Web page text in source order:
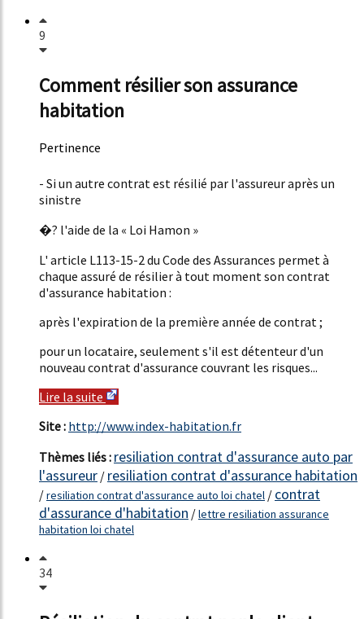
9
Comment résilier son assurance
habitation
Pertinence
- Si un autre contrat est résilié par l'assureur après un
sinistre
�? l'aide de la « Loi Hamon »
L' article L113-15-2 du Code des Assurances permet à
chaque assuré de résilier à tout moment son contrat
d'assurance habitation :
après l'expiration de la première année de contrat ;
pour un locataire, seulement s'il est détenteur d'un
nouveau contrat d'assurance couvrant les risques...
Lire la suite
Site : http://www.index-habitation.fr
Thèmes liés : resiliation contrat d'assurance auto par
l'assureur / resiliation contrat d'assurance habitation
/resiliation contrat d'assurance auto loi chatel / contrat
d'assurance d'habitation /lettre resiliation assurance
habitation loi chatel
34